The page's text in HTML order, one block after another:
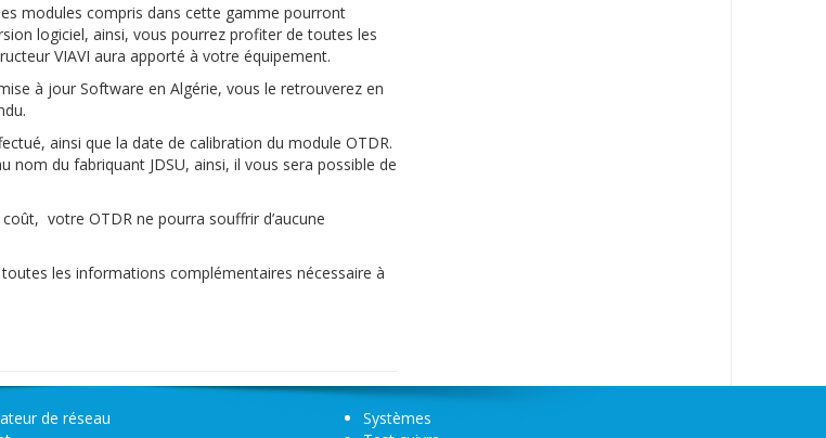
modules compris dans cette gamme pourront
logiciel, ainsi, vous pourrez profiter de toutes les
VIAVI aura apporté à votre équipement.
à jour Software en Algérie, vous le retrouverez en
ainsi que la date de calibration du module OTDR.
du fabriquant JDSU, ainsi, il vous sera possible de
votre OTDR ne pourra souffrir d’aucune
les informations complémentaires nécessaire à
de réseau
Systèmes